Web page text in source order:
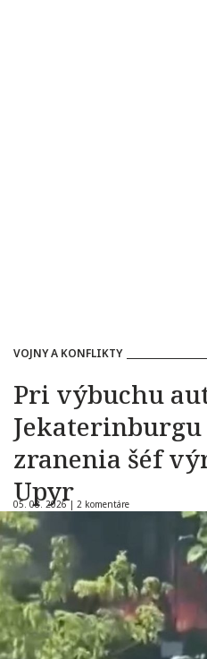
VOJNY A KONFLIKTY
Pri výbuchu
zranenia šéf
Upyr
05. 08. 2026 | 2 komentáre